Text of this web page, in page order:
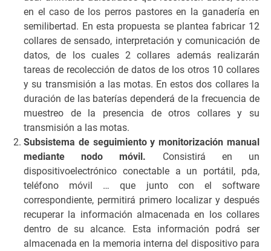
en el caso de los perros pastores en la ganadería en
semilibertad. En esta propuesta se plantea fabricar 12
collares de sensado, interpretación y comunicación de
datos, de los cuales 2 collares además realizarán
tareas de recolección de datos de los otros 10 collares
y su transmisión a las motas. En estos dos collares la
duración de las baterías dependerá de la frecuencia de
muestreo de la presencia de otros collares y su
transmisión a las motas.
Subsistema de seguimiento y monitorización manual
mediante nodo móvil. Consistirá en un
dispositivoelectrónico conectable a un portátil, pda,
teléfono móvil … que junto con el software
correspondiente, permitirá primero localizar y después
recuperar la información almacenada en los collares
dentro de su alcance. Esta información podrá ser
almacenada en la memoria interna del dispositivo para